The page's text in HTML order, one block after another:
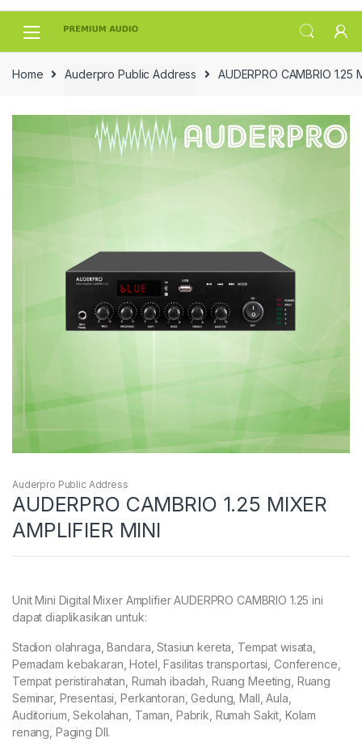
Skip
Skip
Home Auderpro Public Address AUDERPRO CAMBRIO 1.25
Auderpro Public Address
AUDERPRO CAMBRIO 1.25 MIXER
AMPLIFIER MINI
Unit Mini Digital Mixer Amplifier AUDERPRO CAMBRIO 1.25 ini
dapat diaplikasikan untuk:
Stadion olahraga, Bandara, Stasiun kereta, Tempat wisata,
Pemadam kebakaran, Hotel, Fasilitas transportasi, Conference,
Tempat peristirahatan, Rumah ibadah, Ruang Meeting, Ruang
Seminar, Presentasi, Perkantoran, Gedung, Mall, Aula,
Auditorium, Sekolahan, Taman, Pabrik, Rumah Sakit, Kolam
renang, Paging Dll.